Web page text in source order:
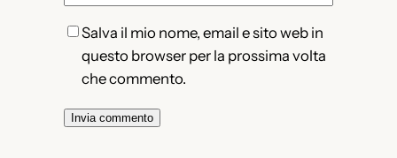
Salva il mio nome, email e sito web in
questo browser per la prossima volta
che commento.